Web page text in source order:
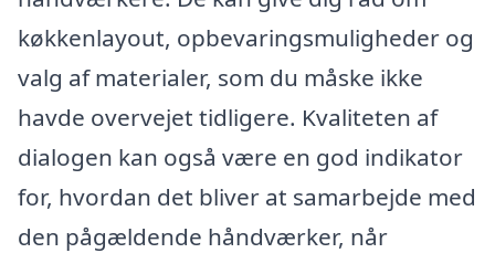
køkkenlayout, opbevaringsmuligheder og
valg af materialer, som du måske ikke
havde overvejet tidligere. Kvaliteten af
dialogen kan også være en god indikator
for, hvordan det bliver at samarbejde med
den pågældende håndværker, når